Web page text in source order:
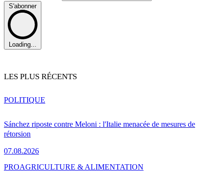
S'abonner
Loading...
LES PLUS RÉCENTS
Sánchez riposte contre Meloni : l'Italie menacée de mesures de
rétorsion
07.08.2026
POLITIQUE
PROAGRICULTURE & ALIMENTATION